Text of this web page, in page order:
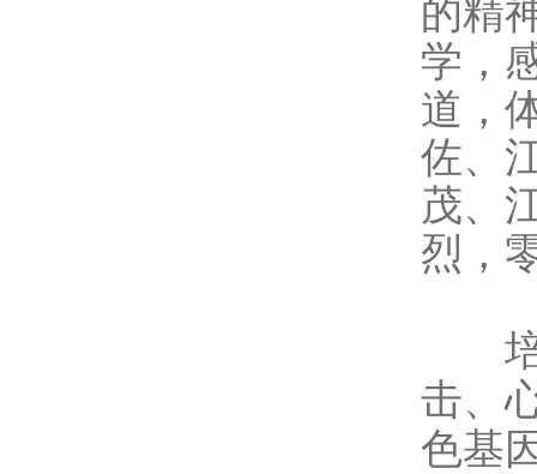
的精
学，
道，
佐、
茂、
烈，
培
击、
色基